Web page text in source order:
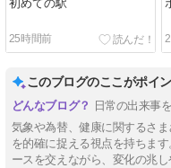
初めての駅
25時間前
このブログのここがポイ
日常の出来事
気象や為替、健康に関するさ
を的確に捉える視点を持ちま
ースを交えながら、変化の兆